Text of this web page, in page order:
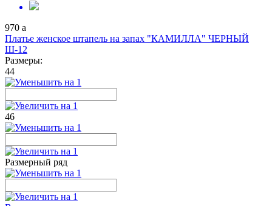
970 a
Платье женское штапель на запах "КАМИЛЛА" ЧЕРНЫЙ
Ш-12
Размеры:
44
46
Размерный ряд